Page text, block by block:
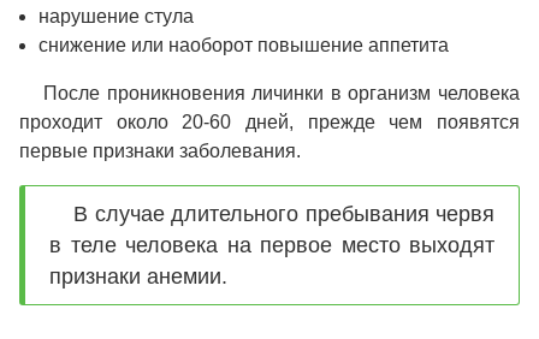
нарушение стула
снижение или наоборот повышение аппетита
После проникновения личинки в организм человека
проходит около 20-60 дней, прежде чем появятся
первые признаки заболевания.
В случае длительного пребывания червя
в теле человека на первое место выходят
признаки анемии.